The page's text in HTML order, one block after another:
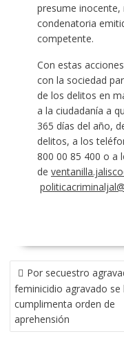
presume
condenatoria
competente.
Con estas
con la sociedad
de los delitos en
a la ciudadanía a
365 días del año,
delitos, a los
800 00 85 400 o a
de
NAVEGACIÓN
DE
ENTRADAS
Por secuestro
feminicidio agravado se
cumplimenta orden de
aprehensión